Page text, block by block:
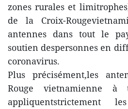
zones rurales et
de la Croix-
antennes dans tout le
soutien despersonnes en
coronavirus.
Plus précisément,les
Rouge vietnamienne à
appliquentstrictement